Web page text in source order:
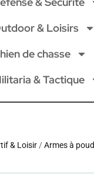
& Loisirs
de chasse
& Tactique
& Loisir /Armes à